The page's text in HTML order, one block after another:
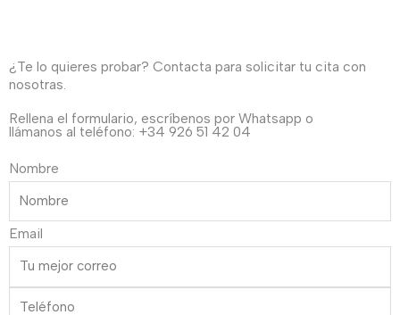
¿Te lo quieres probar? Contacta para solicitar tu cita con
nosotras.
Rellena el formulario, escríbenos por Whatsapp o
llámanos al teléfono: +34 926 51 42 04
Nombre
Email